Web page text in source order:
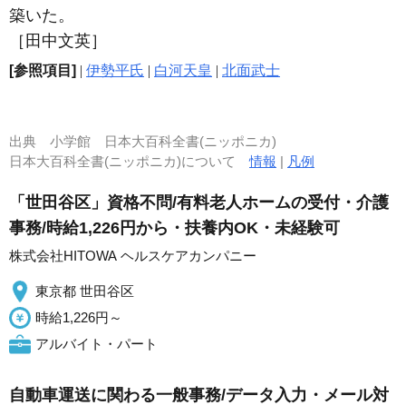
築いた。
［田中文英］
[参照項目] | 伊勢平氏 | 白河天皇 | 北面武士
出典 小学館 日本大百科全書(ニッポニカ)
日本大百科全書(ニッポニカ)について情報 | 凡例
「世田谷区」資格不問/有料老人ホームの受付・介護
事務/時給1,226円から・扶養内OK・未経験可
株式会社HITOWA ヘルスケアカンパニー
東京都 世田谷区
時給1,226円～
アルバイト・パート
自動車運送に関わる一般事務/データ入力・メール対